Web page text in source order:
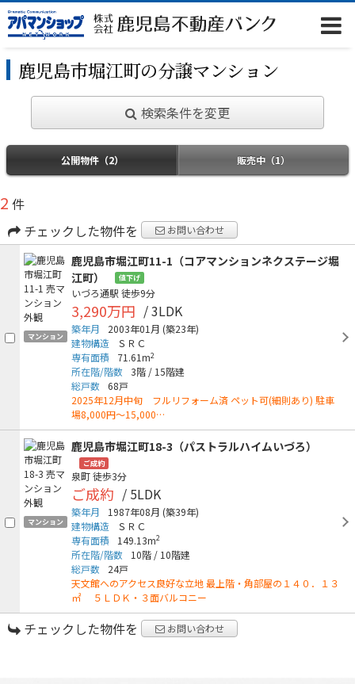
鹿児島市堀江町の分譲マンション
検索条件を変更
公開物件（2） 販売中（1）
2 件
チェックした物件を
お問い合わせ
マンション
鹿児島市堀江町11-1（コアマンションネクステージ堀
江町）
値下げ
いづろ通駅 徒歩9分
3,290万円 / 3LDK
築年月 2003年01月 (築23年)
建物構造
ＳＲＣ
専有面積
71.61m2
所在階/階数 3階 / 15階建
総戸数 68戸
2025年12月中旬 フルリフォーム済 ペット可(細則あり) 駐車
場8,000円～15,000…
マンション
鹿児島市堀江町18-3（パストラルハイムいづろ）
ご成約
泉町徒歩3分
ご成約 / 5LDK
築年月 1987年08月 (築39年)
建物構造
ＳＲＣ
専有面積
149.13m2
所在階/階数 10階 / 10階建
総戸数
24戸
天文館へのアクセス良好な立地 最上階・角部屋の１４０．１３
㎡ ５ＬＤＫ・３面バルコニー
チェックした物件を お問い合わせ